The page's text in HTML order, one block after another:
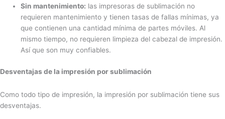
Sin mantenimiento: las impresoras de sublimación no
requieren mantenimiento y tienen tasas de fallas mínimas, ya
que contienen una cantidad mínima de partes móviles. Al
mismo tiempo, no requieren limpieza del cabezal de impresión.
Así que son muy confiables.
Desventajas de la impresión por sublimación
Como todo tipo de impresión, la impresión por sublimación tiene sus
desventajas.